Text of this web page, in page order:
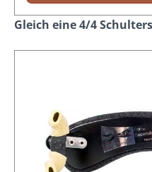
Produktgalerie überspringen
Gleich eine 4/4